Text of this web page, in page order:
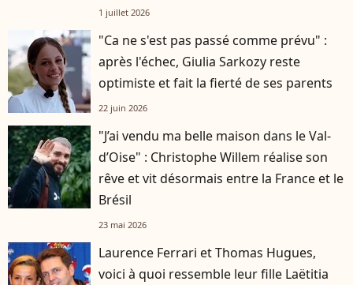
1 juillet 2026
"Ca ne s'est pas passé comme prévu" :
après l'échec, Giulia Sarkozy reste
optimiste et fait la fierté de ses parents
22 juin 2026
"J’ai vendu ma belle maison dans le Val-
d’Oise" : Christophe Willem réalise son
rêve et vit désormais entre la France et le
Brésil
23 mai 2026
Laurence Ferrari et Thomas Hugues,
voici à quoi ressemble leur fille Laëtitia